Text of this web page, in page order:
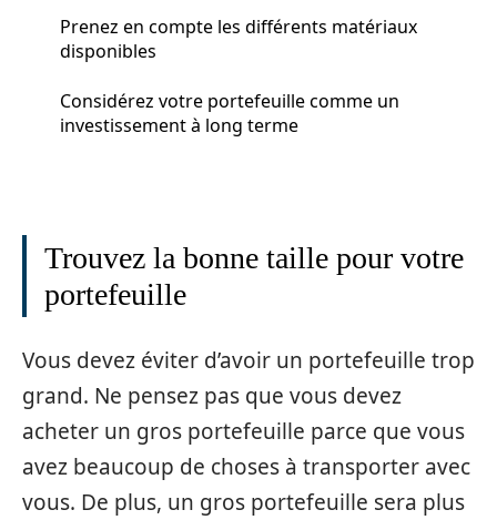
Prenez en compte les différents matériaux
disponibles
Considérez votre portefeuille comme un
investissement à long terme
Trouvez la bonne taille pour votre
portefeuille
Vous devez éviter d’avoir un portefeuille trop
grand. Ne pensez pas que vous devez
acheter un gros portefeuille parce que vous
avez beaucoup de choses à transporter avec
vous. De plus, un gros portefeuille sera plus